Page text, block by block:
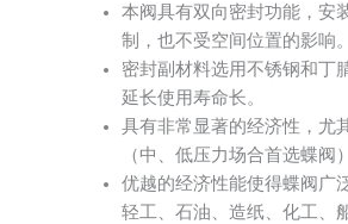
本阀具有双向密封功能，安
制，也不受空间位置的影响
密封副材料选用不锈钢和丁
延长使用寿命长。
具有非常显著的经济性，尤
（中、低压力场合首选蝶阀）
优越的经济性能使得蝶阀广
轻工、石油、造纸、化工、